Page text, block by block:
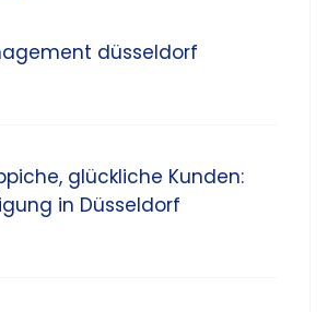
düsseldorf
glückliche Kunden:
in Düsseldorf